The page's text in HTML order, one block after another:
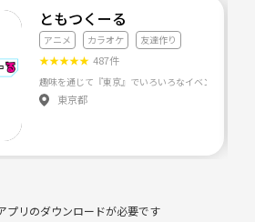
ともつくーる
アニメ カラオケ 友達作り
★★★★★ 487件
東京都
プリのダウンロードが必要です